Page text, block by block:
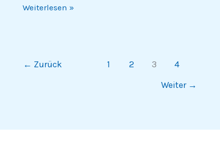
Weiterlesen »
← Zurück 1 2 3
4
Weiter →